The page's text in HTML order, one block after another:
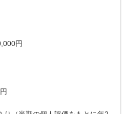
円